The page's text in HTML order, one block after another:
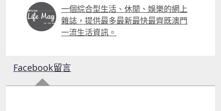
一個綜合型生活、休閒、娛樂的網上
雜誌，提供最多最新最快最齊既澳門
一流生活資訊。
Facebook留言